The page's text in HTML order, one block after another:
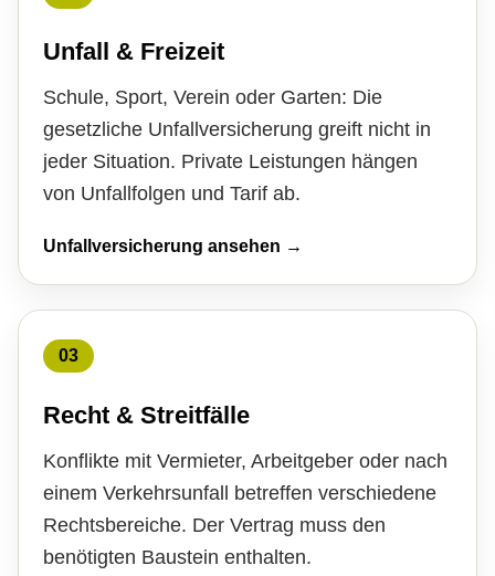
Unfall & Freizeit
Schule, Sport, Verein oder Garten: Die
gesetzliche Unfall­ver­si­che­rung greift nicht in
jeder Situation. Private Leistungen hängen
von Unfallfolgen und Tarif ab.
Unfall­ver­si­che­rung ansehen →
03
Recht & Streitfälle
Konflikte mit Vermieter, Arbeitgeber oder nach
einem Verkehrsunfall betreffen verschiedene
Rechtsbereiche. Der Vertrag muss den
benötigten Baustein enthalten.